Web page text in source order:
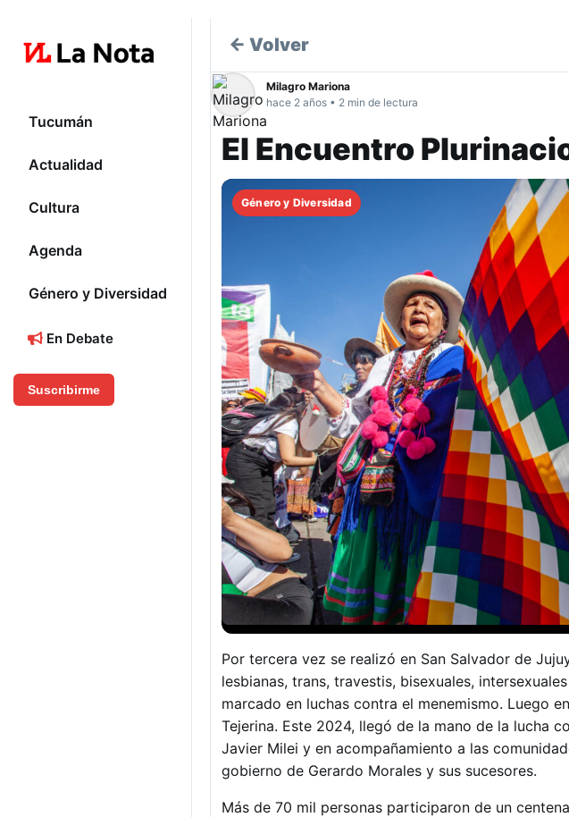
Tucumán
Actualidad
Cultura
Agenda
Género y Diversidad
En Debate
Suscribirme
← Volver
Milagro Mariona
hace 2 años • 2 min de lectura
El Encuentro
Género y Diversidad
Por tercera vez se realizó en San Salvador de
lesbianas, trans, travestis, bisexuales,
marcado en luchas contra el menemismo. Luego
Tejerina. Este 2024, llegó de la mano de la lucha
Javier Milei y en acompañamiento a las
gobierno de Gerardo Morales y sus sucesores.
Más de 70 mil personas participaron de un